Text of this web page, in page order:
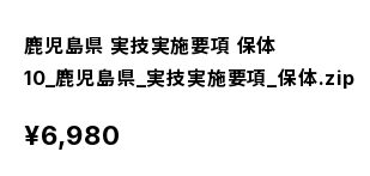
鹿児島県 実技実施要項 保体
10_鹿児島県_実技実施要項_保体.zip
¥6,980